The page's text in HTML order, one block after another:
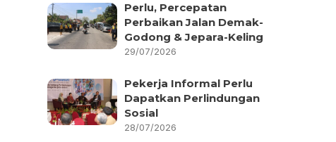
Perlu, Percepatan
Perbaikan Jalan Demak-
Godong & Jepara-Keling
29/07/2026
Pekerja Informal Perlu
Dapatkan Perlindungan
Sosial
28/07/2026